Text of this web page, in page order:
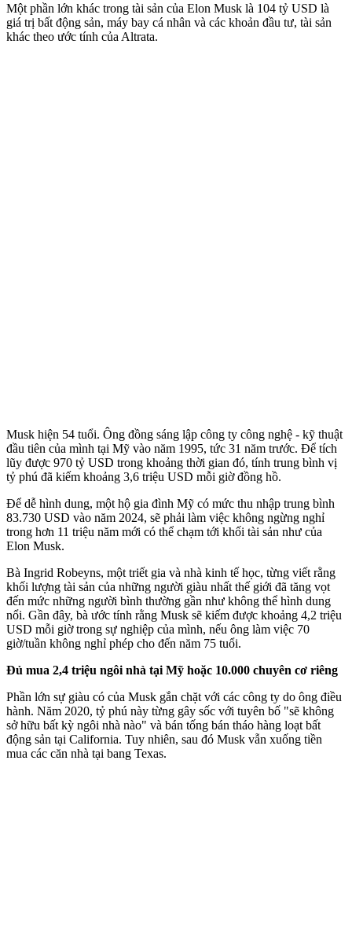
Một phần lớn khác trong tài sản của Elon Musk là 104 tỷ USD là
giá trị bất động sản, máy bay cá nhân và các khoản đầu tư, tài sản
khác theo ước tính của Altrata.
Musk hiện 54 tuổi. Ông đồng sáng lập công ty công nghệ - kỹ thuật
đầu tiên của mình tại Mỹ vào năm 1995, tức 31 năm trước. Để tích
lũy được 970 tỷ USD trong khoảng thời gian đó, tính trung bình vị
tỷ phú đã kiếm khoảng 3,6 triệu USD mỗi giờ đồng hồ.
Để dễ hình dung, một hộ gia đình Mỹ có mức thu nhập trung bình
83.730 USD vào năm 2024, sẽ phải làm việc không ngừng nghỉ
trong hơn 11 triệu năm mới có thể chạm tới khối tài sản như của
Elon Musk.
Bà Ingrid Robeyns, một triết gia và nhà kinh tế học, từng viết rằng
khối lượng tài sản của những người giàu nhất thế giới đã tăng vọt
đến mức những người bình thường gần như không thể hình dung
nổi. Gần đây, bà ước tính rằng Musk sẽ kiếm được khoảng 4,2 triệu
USD mỗi giờ trong sự nghiệp của mình, nếu ông làm việc 70
giờ/tuần không nghỉ phép cho đến năm 75 tuổi.
Đủ mua 2,4 triệu ngôi nhà tại Mỹ hoặc 10.000 chuyên cơ riêng
Phần lớn sự giàu có của Musk gắn chặt với các công ty do ông điều
hành. Năm 2020, tỷ phú này từng gây sốc với tuyên bố "sẽ không
sở hữu bất kỳ ngôi nhà nào" và bán tống bán tháo hàng loạt bất
động sản tại California. Tuy nhiên, sau đó Musk vẫn xuống tiền
mua các căn nhà tại bang Texas.